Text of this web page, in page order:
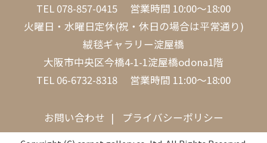
TEL 078-857-0415 営業時間 10:00～18:00
火曜日・水曜日定休(祝・休日の場合は平常通り)
絨毯ギャラリー淀屋橋
大阪市中央区今橋4-1-1淀屋橋odona1階
TEL 06-6732-8318 営業時間 11:00～18:00
お問い合わせ プライバシーポリシー